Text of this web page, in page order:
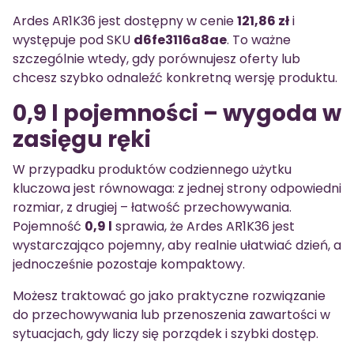
Ardes AR1K36 jest dostępny w cenie121,86 złi
występuje pod SKU d6fe3116a8ae. To ważne
szczególnie wtedy, gdy porównujesz oferty lub
chcesz szybko odnaleźć konkretną wersję produktu.
0,9 l pojemności – wygoda w
zasięgu ręki
W przypadku produktów codziennego użytku
kluczowa jest równowaga: z jednej strony odpowiedni
rozmiar, z drugiej – łatwość przechowywania.
Pojemność 0,9 l sprawia, że Ardes AR1K36 jest
wystarczająco pojemny, aby realnie ułatwiać dzień, a
jednocześnie pozostaje kompaktowy.
Możesz traktować go jako praktyczne rozwiązanie
do przechowywania lub przenoszenia zawartości w
sytuacjach, gdy liczy się porządek i szybki dostęp.